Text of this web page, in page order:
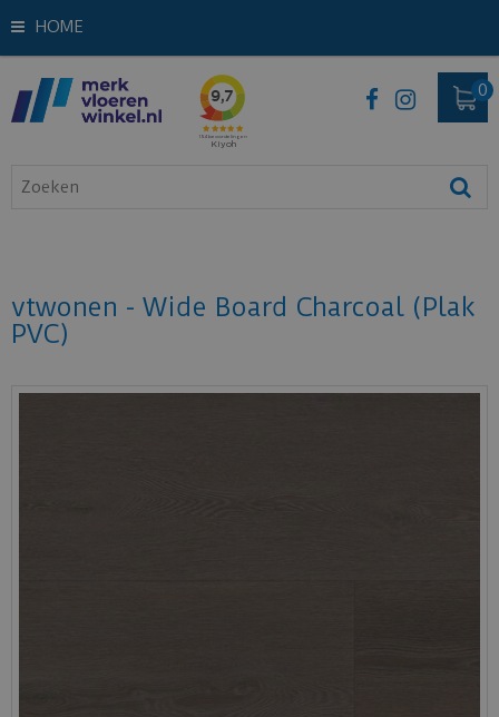
HOME
vtwonen - Wide Board Charcoal (Plak
PVC)